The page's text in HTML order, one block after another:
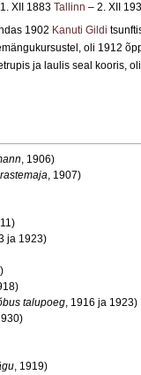
XII 1883 Tallinn – 2. XII
1902 Kanuti Gildi
oli 1912
ja laulis seal kooris,
, 1906)
, 1907)
ja 1923)
talupoeg, 1916 ja 1923)
, 1919)